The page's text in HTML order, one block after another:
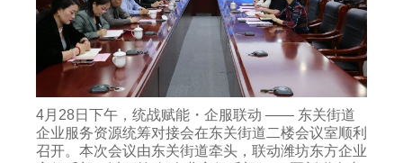
4月28日下午，统战赋能・企服联动 —— 东关街道
企业服务资源统筹对接会在东关街道二楼会议室顺利
召开。本次会议由东关街道牵头，联动潍坊东方企业